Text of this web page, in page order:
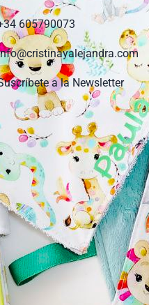
605790073
a la Newsletter